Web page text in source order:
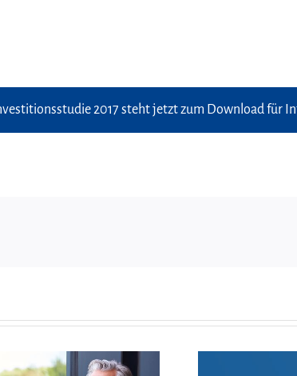
2017 steht jetzt zum Download für